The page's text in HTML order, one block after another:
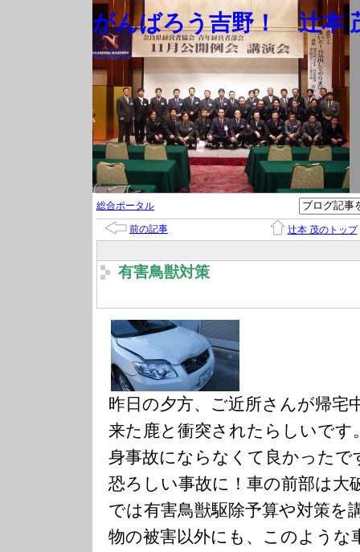
がんばろう吉野！ 辻本
総合ポータル
前の記事 辻本 茂のトップ
有害鳥獣対策
昨日の夕方、ご近所さんが帰宅
来た鹿と衝突されたらしいです
身事故にならなくて良かったで
恐ろしい事故に！車の前部は大
では有害鳥獣駆除予算や対策を
物の被害以外にも、このような